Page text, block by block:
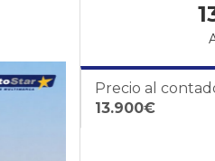
Precio al
13.900€